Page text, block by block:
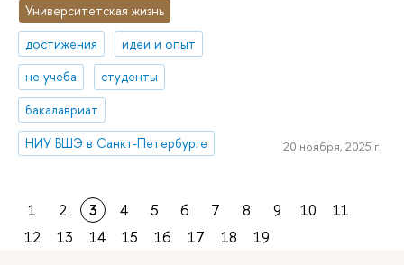
Университетская жизнь
достижения
идеи и опыт
не учеба
студенты
бакалавриат
НИУ ВШЭ в Санкт-Петербурге
20 ноября, 2025 г.
1 2 3 4 5 6 7 8 9 10
11
12
13 14 15 16 17 18 19